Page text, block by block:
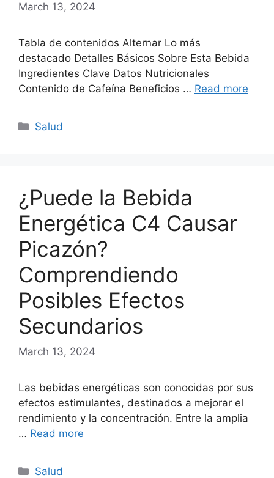
March 13, 2024
Tabla de contenidos Alternar Lo más
destacado Detalles Básicos Sobre Esta Bebida
Ingredientes Clave Datos Nutricionales
Contenido de Cafeína Beneficios … Read more
Categories
Salud
¿Puede la Bebida
Energética C4 Causar
Picazón?
Comprendiendo
Posibles Efectos
Secundarios
March 13, 2024
Las bebidas energéticas son conocidas por sus
efectos estimulantes, destinados a mejorar el
rendimiento y la concentración. Entre la amplia
… Read more
Categories
Salud